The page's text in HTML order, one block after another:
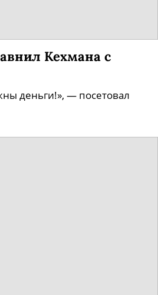
Кехмана с
деньги!», — посетовал